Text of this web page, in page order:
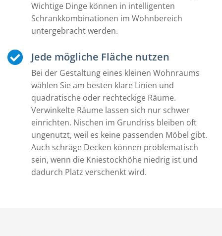
Wichtige Dinge können in intelligenten
Schrankkombinationen im Wohnbereich
untergebracht werden.
Jede mögliche Fläche nutzen
Bei der Gestaltung eines kleinen Wohnraums
wählen Sie am besten klare Linien und
quadratische oder rechteckige Räume.
Verwinkelte Räume lassen sich nur schwer
einrichten. Nischen im Grundriss bleiben oft
ungenutzt, weil es keine passenden Möbel gibt.
Auch schräge Decken können problematisch
sein, wenn die Kniestockhöhe niedrig ist und
dadurch Platz verschenkt wird.